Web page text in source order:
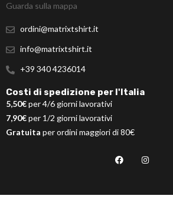
Guarda sulla mappa
ordini@matrixtshirt.it
info@matrixtshirt.it
+39 340 4236014
Costi di spedizione per l'Italia
5,50€per 4/6 giorni lavorativi
7,90€per 1/2 giorni lavorativi
Gratuita per ordini maggiori di 80€